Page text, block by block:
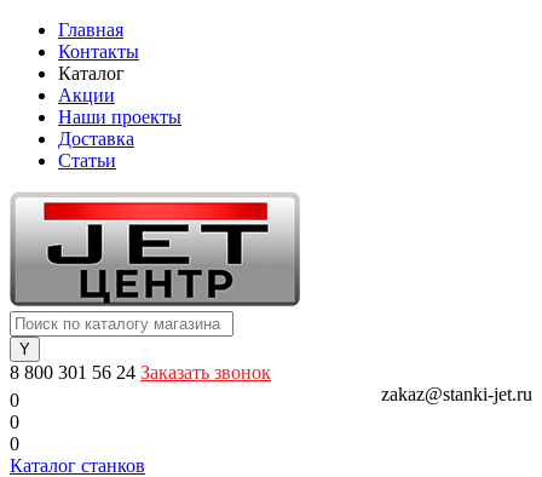
Главная
Контакты
Каталог
Акции
Наши проекты
Доставка
Статьи
8 800 301 56 24 Заказать звонок
zakaz@stanki-jet.ru
0
0
0
Каталог станков